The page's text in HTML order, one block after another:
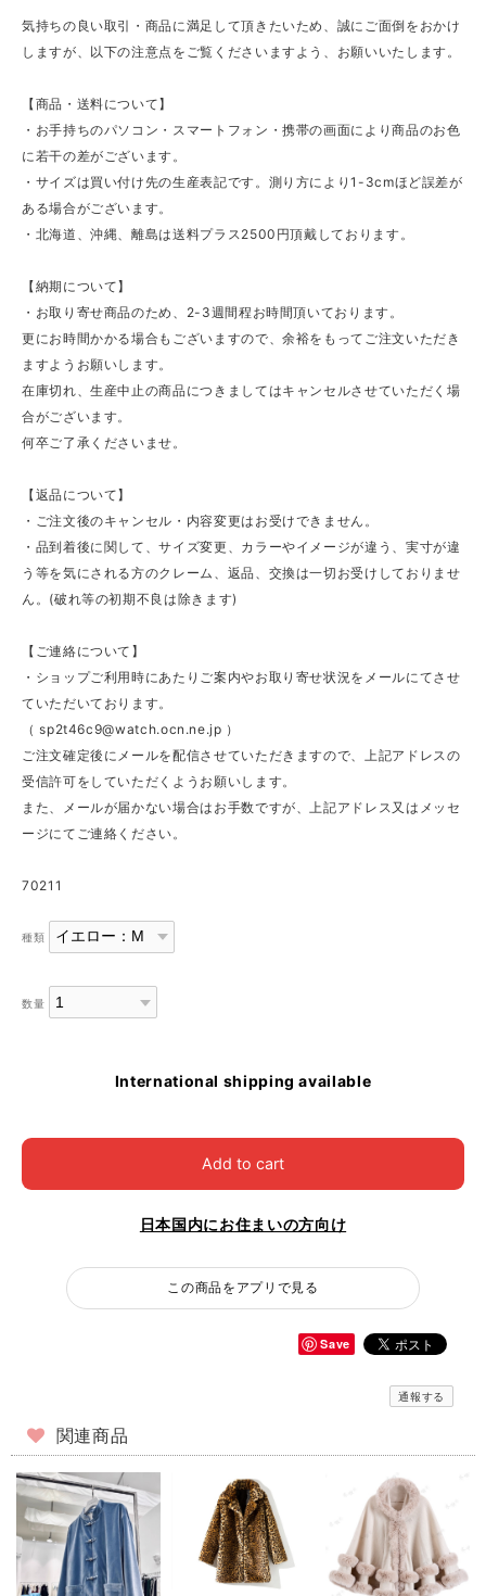
気持ちの良い取引・商品に満足して頂きたいため、誠にご面倒をおかけ
しますが、以下の注意点をご覧くださいますよう、お願いいたします。
【商品・送料について】
・お手持ちのパソコン・スマートフォン・携帯の画面により商品のお色
に若干の差がございます。
・サイズは買い付け先の生産表記です。測り方により1-3cmほど誤差が
ある場合がございます。
・北海道、沖縄、離島は送料プラス2500円頂戴しております。
【納期について】
・お取り寄せ商品のため、2-3週間程お時間頂いております。
更にお時間かかる場合もございますので、余裕をもってご注文いただき
ますようお願いします。
在庫切れ、生産中止の商品につきましてはキャンセルさせていただく場
合がございます。
何卒ご了承くださいませ。
【返品について】
・ご注文後のキャンセル・内容変更はお受けできません。
・品到着後に関して、サイズ変更、カラーやイメージが違う、実寸が違
う等を気にされる方のクレーム、返品、交換は一切お受けしておりませ
ん。(破れ等の初期不良は除きます)
【ご連絡について】
・ショップご利用時にあたりご案内やお取り寄せ状況をメールにてさせ
ていただいております。
（sp2t46c9@watch.ocn.ne.jp ）
ご注文確定後にメールを配信させていただきますので、上記アドレスの
受信許可をしていただくようお願いします。
また、メールが届かない場合はお手数ですが、上記アドレス又はメッセ
ージにてご連絡ください。
70211
種類
数量
International shipping available
Add to cart
日本国内にお住まいの方向け
この商品をアプリで見る
Save
通報する
関連商品